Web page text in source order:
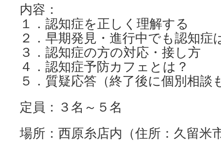
内容：
１．認知症を正しく理解する
２．早期発見・進行中でも認知症
３．認知症の方の対応・接し方
４．認知症予防カフェとは？
５．質疑応答（終了後に個別相談
定員：３名～５名
場所：西原糸店内（住所：久留